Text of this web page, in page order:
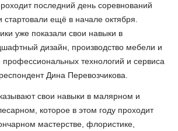
последний день соревнований
ещё в начале октября.
уже показали свои навыки в
дизайн, производство мебели и
профессиональных технологий и сервиса
Дина Перевозчикова.
свои навыки в малярном и
которое в этом году проходит
мастерстве, флористике,